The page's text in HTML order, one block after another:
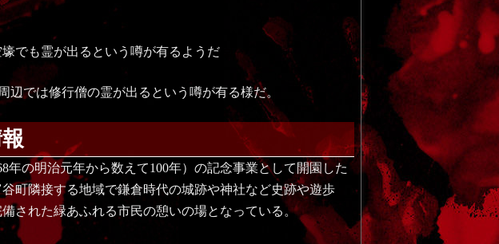
でも霊が出るという噂が有るようだ
辺では修行僧の霊が出るという噂が有る様だ。
年の明治元年から数えて100年）の記念事業として開園した
町隣接する地域で鎌倉時代の城跡や神社など史跡や遊歩
された緑あふれる市民の憩いの場となっている。